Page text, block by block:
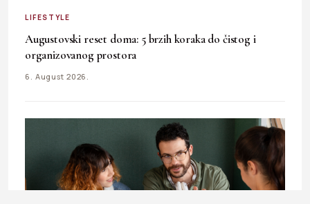
LIFESTYLE
Augustovski reset doma: 5 brzih koraka do čistog i
organizovanog prostora
6. August 2026.